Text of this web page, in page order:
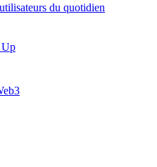
du quotidien